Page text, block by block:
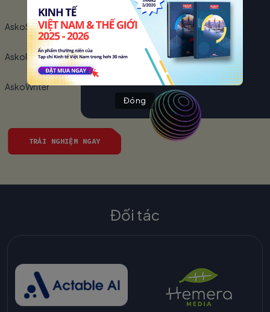
AskoScript
AskoRT
AskoWriter
TRẢI NGHIỆM NGAY
Đối tác
Đóng